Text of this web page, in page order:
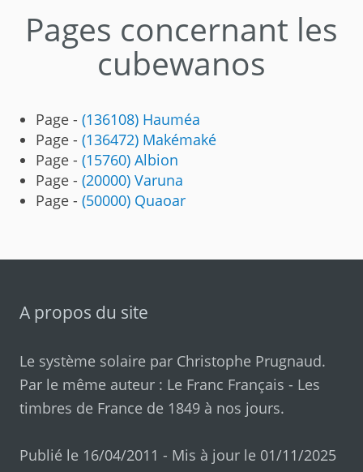
Pages concernant les
cubewanos
Page - (136108) Hauméa
Page - (136472) Makémaké
Page - (15760) Albion
Page - (20000) Varuna
Page - (50000) Quaoar
A propos du site
Le système solaire par Christophe Prugnaud.
Par le même auteur : Le Franc Français - Les
timbres de France de 1849 à nos jours.
Publié le 16/04/2011 - Mis à jour le 01/11/2025